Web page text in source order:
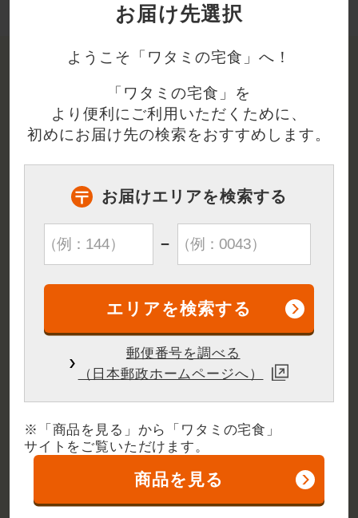
お届け先選択
ようこそ「ワタミの宅食」へ！
「ワタミの宅食」を
より便利にご利用いただくために、
初めにお届け先の検索をおすすめします。
お届けエリアを検索する
−
郵便番号を調べる
（日本郵政ホームページへ）
※「商品を見る」から「ワタミの宅食」
サイトをご覧いただけます。
商品を見る
※こちらのデータ(コメント)は2024年6月にワタミ株式会
社が主催した無償サンプリング調査にご参加いただきまし
た医療関係者から頂いたご意見を纏め編集して
ます。一般的な市場調査の結果ではありません。